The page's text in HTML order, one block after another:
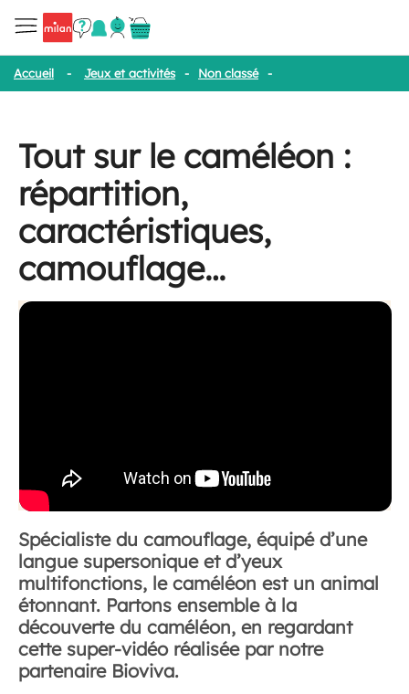
Accueil - Jeux et activités - Non classé -
Tout sur le caméléon :
répartition,
caractéristiques,
camouflage…
Spécialiste du camouflage, équipé d’une
langue supersonique et d’yeux
multifonctions, le caméléon est un animal
étonnant. Partons ensemble à la
découverte du caméléon, en regardant
cette super-vidéo réalisée par notre
partenaire Bioviva.